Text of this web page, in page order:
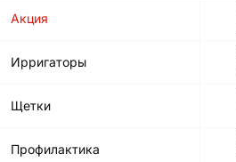
Акция
Ирригаторы
Щетки
Профилактика